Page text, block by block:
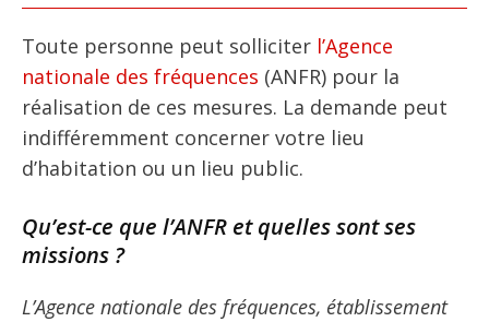
Toute personne peut solliciter l’Agence
nationale des fréquences (ANFR) pour la
réalisation de ces mesures. La demande peut
indifféremment concerner votre lieu
d’habitation ou un lieu public.
Qu’est-ce que l’ANFR et quelles sont ses
missions ?
L’Agence nationale des fréquences, établissement